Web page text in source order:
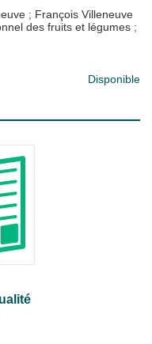
; François Villeneuve
des fruits et légumes ;
Disponible